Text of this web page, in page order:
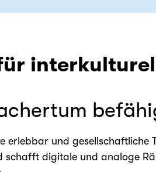
erlebbar und gesellschaftliche
schafft digitale und analoge